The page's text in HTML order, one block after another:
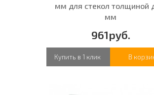
мм для стекол толщиной
мм
961руб.
Купить в 1 клик В